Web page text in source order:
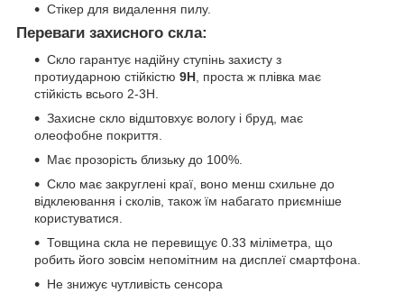
Стікер для видалення пилу.
Переваги захисного скла:
Скло гарантує надійну ступінь захисту з
протиударною стійкістю 9H, проста ж плівка має
стійкість всього 2-3H.
Захисне скло відштовхує вологу і бруд, має
олеофобне покриття.
Має прозорість близьку до 100%.
Скло має закруглені краї, воно менш схильне до
відклеювання і сколів, також їм набагато приємніше
користуватися.
Товщина скла не перевищує 0.33 міліметра, що
робить його зовсім непомітним на дисплеї смартфона.
Не знижує чутливість сенсора